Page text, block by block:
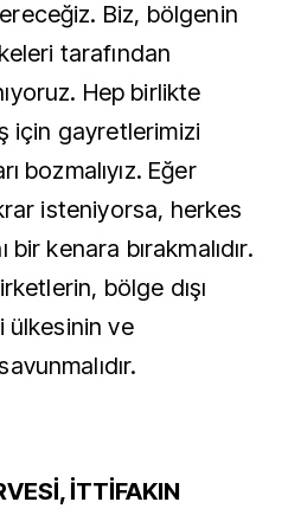
Biz, bölgenin
tarafından
Hep birlikte
için gayretlerimizi
bozmalıyız. Eğer
isteniyorsa, herkes
bir kenara bırakmalıdır.
bölge dışı
ülkesinin ve
İTTİFAKIN